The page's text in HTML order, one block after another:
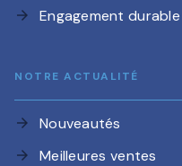
arrow_forward Engagement durable
NOTRE ACTUALITÉ
arrow_forward Nouveautés
arrow_forward Meilleures ventes